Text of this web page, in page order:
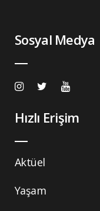
Sosyal Medya
Hızlı Erişim
Aktüel
Yaşam